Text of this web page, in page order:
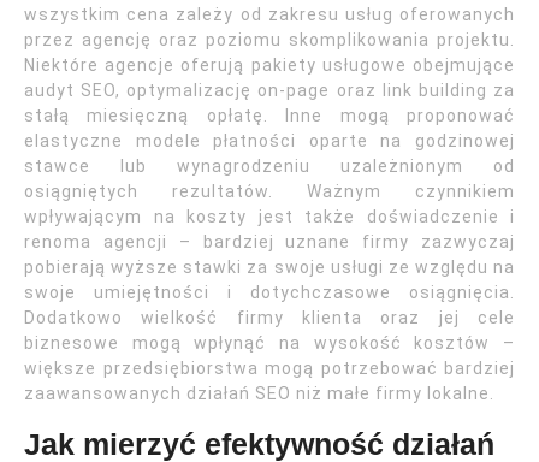
wszystkim cena zależy od zakresu usług oferowanych
przez agencję oraz poziomu skomplikowania projektu.
Niektóre agencje oferują pakiety usługowe obejmujące
audyt SEO, optymalizację on-page oraz link building za
stałą miesięczną opłatę. Inne mogą proponować
elastyczne modele płatności oparte na godzinowej
stawce lub wynagrodzeniu uzależnionym od
osiągniętych rezultatów. Ważnym czynnikiem
wpływającym na koszty jest także doświadczenie i
renoma agencji – bardziej uznane firmy zazwyczaj
pobierają wyższe stawki za swoje usługi ze względu na
swoje umiejętności i dotychczasowe osiągnięcia.
Dodatkowo wielkość firmy klienta oraz jej cele
biznesowe mogą wpłynąć na wysokość kosztów –
większe przedsiębiorstwa mogą potrzebować bardziej
zaawansowanych działań SEO niż małe firmy lokalne.
Jak mierzyć efektywność działań